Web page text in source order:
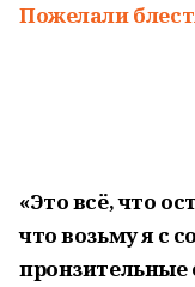
Пожелали
«Это всё, что
что возьму я с